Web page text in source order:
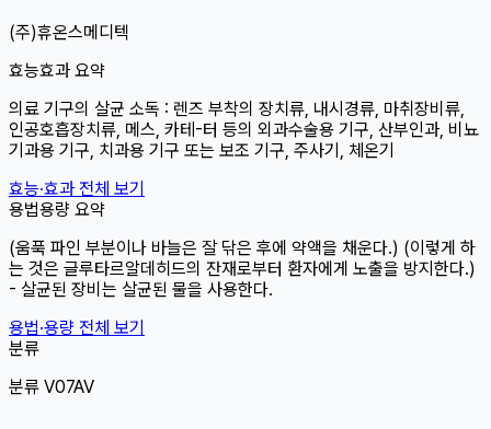
(주)휴온스메디텍
효능효과 요약
의료 기구의 살균 소독 : 렌즈 부착의 장치류, 내시경류, 마취장비류,
인공호흡장치류, 메스, 카테-터 등의 외과수술용 기구, 산부인과, 비뇨
기과용 기구, 치과용 기구 또는 보조 기구, 주사기, 체온기
효능·효과 전체 보기
용법용량 요약
(움푹 파인 부분이나 바늘은 잘 닦은 후에 약액을 채운다.) (이렇게 하
는 것은 글루타르알데히드의 잔재로부터 환자에게 노출을 방지한다.)
- 살균된 장비는 살균된 물을 사용한다.
용법·용량 전체 보기
분류
분류 V07AV